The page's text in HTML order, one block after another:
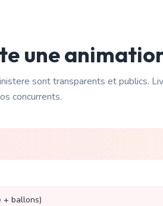
une
sont transparents et publics.
concurrents.
+ ballons)